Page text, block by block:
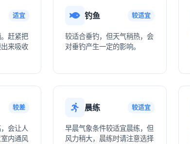
适宜
赶紧把
来吸收
钓鱼 较适宜
较适合垂钓，但天气稍热，会
对垂钓产生一定的影响。
较差
会让人
内通风
晨练 较适宜
早晨气象条件较适宜晨练，但
风力稍大，晨练时请注意选择